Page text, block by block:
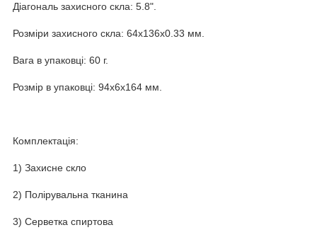
Діагональ захисного скла: 5.8".
Розміри захисного скла: 64x136x0.33 мм.
Вага в упаковці: 60 г.
Розмір в упаковці: 94х6х164 мм.
Комплектація:
1) Захисне скло
2) Полірувальна тканина
3) Серветка спиртова